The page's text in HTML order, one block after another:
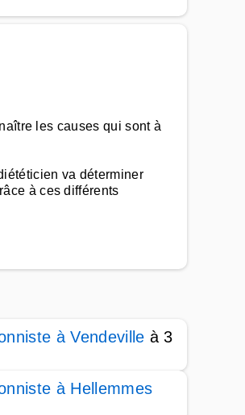
les causes qui sont à
va déterminer
à ces différents
à Vendeville à 3
à Hellemmes